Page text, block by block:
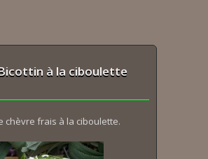
à la ciboulette
chèvre frais à la ciboulette.